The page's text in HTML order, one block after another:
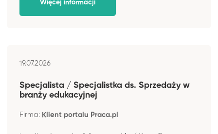
Więcej informacji
19.07.2026
Specjalista / Specjalistka ds. Sprzedaży w
branży edukacyjnej
Firma: Klient portalu Praca.pl